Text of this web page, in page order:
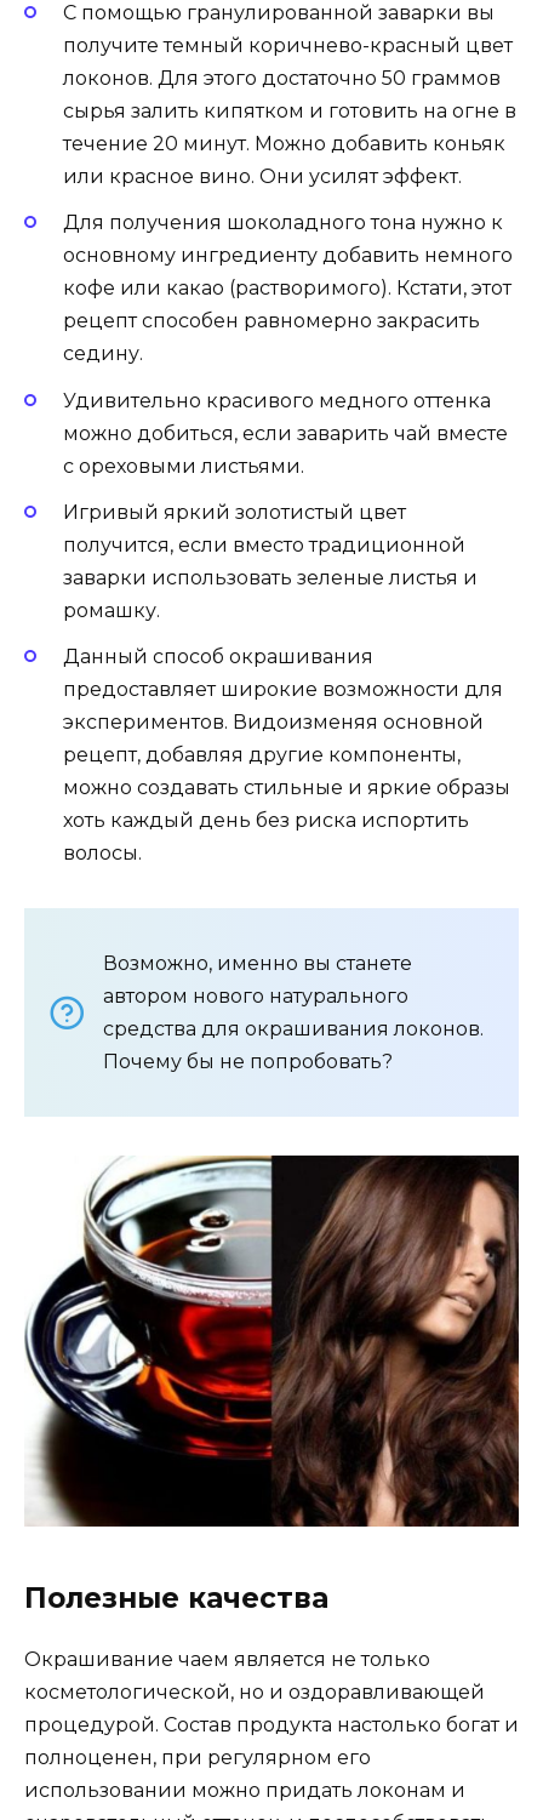
С помощью гранулированной заварки вы
получите темный коричнево-красный цвет
локонов. Для этого достаточно 50 граммов
сырья залить кипятком и готовить на огне в
течение 20 минут. Можно добавить коньяк
или красное вино. Они усилят эффект.
Для получения шоколадного тона нужно к
основному ингредиенту добавить немного
кофе или какао (растворимого). Кстати, этот
рецепт способен равномерно закрасить
седину.
Удивительно красивого медного оттенка
можно добиться, если заварить чай вместе
с ореховыми листьями.
Игривый яркий золотистый цвет
получится, если вместо традиционной
заварки использовать зеленые листья и
ромашку.
Данный способ окрашивания
предоставляет широкие возможности для
экспериментов. Видоизменяя основной
рецепт, добавляя другие компоненты,
можно создавать стильные и яркие образы
хоть каждый день без риска испортить
волосы.
Возможно, именно вы станете
автором нового натурального
средства для окрашивания локонов.
Почему бы не попробовать?
Полезные качества
Окрашивание чаем является не только
косметологической, но и оздоравливающей
процедурой. Состав продукта настолько богат и
полноценен, при регулярном его
использовании можно придать локонам и